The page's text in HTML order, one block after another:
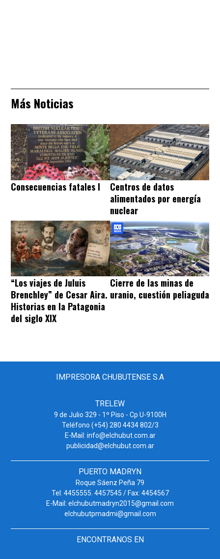
Más Noticias
Consecuencias fatales I
Centros de datos
alimentados por energía
nuclear
“Los viajes de Juluis
Brenchley” de Cesar Aira.
Historias en la Patagonia
del siglo XIX
Cierre de las minas de
uranio, cuestión peliaguda
IMPRESORA CHUBUTENSE S.A
TRELEW
9 de Julio 329 - 1º Piso - Cp U-9100H
Teléfono (+54) 280 4434 802/3
E-Mail: info@elchubut.com.ar
publicidad@elchubut.com.ar
PUERTO MADRYN
Roque Sáenz Peña 79
Tel: 4455555. 4457545 / Fax: 4454567
E-Mail: elchubutmadryn2015@gmail.com
elchubutpmadmi@gmail.com
ENCONTRANOS EN